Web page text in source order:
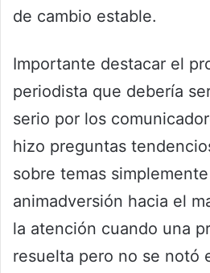
de cambio estable.
Importante destacar el
periodista que debería
serio por los
hizo preguntas
sobre temas
animadversión hacia el
la atención cuando una
resuelta pero no se notó